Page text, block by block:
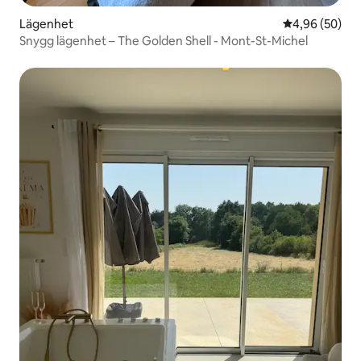
Lägenhet 4,96 av 5 i
4,96 (50)
Snygg lägenhet – The Golden Shell - Mont-St-Michel